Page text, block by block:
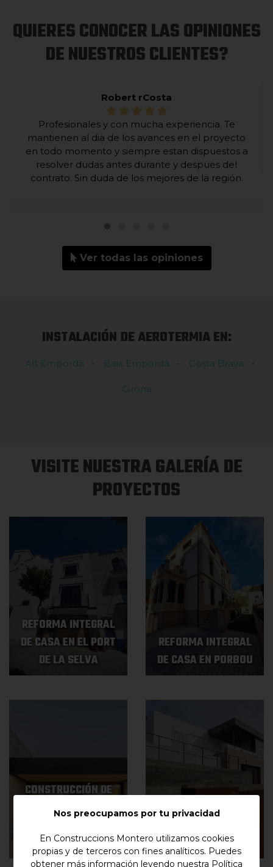
QUIERES CONOCER LAS OPINIONES
DE NUESTROS CLIENTES?
Robert rCosta
Profesionales y con mucha experiencia. Te
mantienen al dia de los avances en el proyecto
en todo momento y siempre estan dispuestos a
resolver dudas antes durante y despues del
contrato. Sin duda de los mejores de la región.
Ver todas las opiniones
INSTALACIÓN DE AEROTERMIA EN:
Alt Empordà Baix Empordà Costa Brava
Girona
VISITE NUESTRA GALERÍA DE
PROYECTOS
REFORMA INTEGRAL
DE CASA EN EL PORT
DE LA SELVA
REFORMA INTEGRAL
DE CASA EN PORBOU
CONSTRUCCIÓN DE
CASA DE ESTILO
VILABERTRAN
CONSTRUCCIÓN DE
(ROSES)
Nos preocupamos por tu privacidad
En Construccions Montero utilizamos cookies
propias y de terceros con fines analíticos. Puedes
obtener más información leyendo nuestra Política